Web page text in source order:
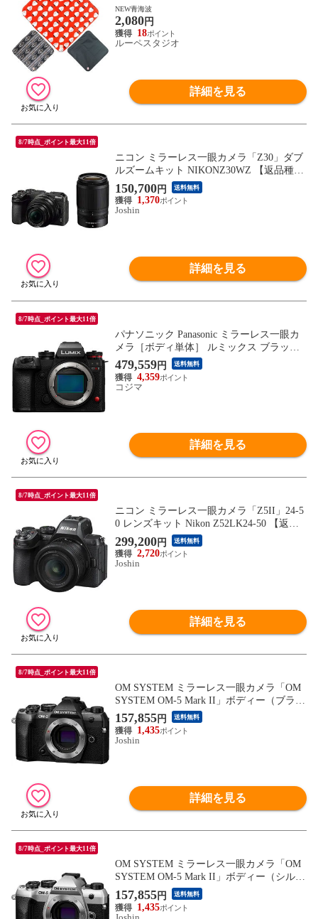
包 ラップクッション いちご Mサイズ
NEW青海波
2,080円
18
ルーペスタジオ
詳細を見る
8/7時点_ポイント最大11倍
ニコン ミラーレス一眼カメラ「Z30」ダブ
ルズームキット NIKONZ30WZ 【返品種別
A】
150,700円 送料無料
1,370
Joshin
詳細を見る
8/7時点_ポイント最大11倍
パナソニック Panasonic ミラーレス一眼カ
メラ［ボディ単体］ ルミックス ブラック
DC-S1RM2
479,559円 送料無料
4,359
コジマ
詳細を見る
8/7時点_ポイント最大11倍
ニコン ミラーレス一眼カメラ「Z5II」24-5
0 レンズキット Nikon Z52LK24-50 【返品
種別A】
299,200円 送料無料
2,720
Joshin
詳細を見る
8/7時点_ポイント最大11倍
OM SYSTEM ミラーレス一眼カメラ「OM
SYSTEM OM-5 Mark II」ボディー（ブラッ
ク） OM-5MK2_ボデイ-_BLK 【返品種別
A】
157,855円 送料無料
1,435
Joshin
詳細を見る
8/7時点_ポイント最大11倍
OM SYSTEM ミラーレス一眼カメラ「OM
SYSTEM OM-5 Mark II」ボディー（シルバ
ー） OM-5MK2_ボデイ-_SLV 【返品種別
A】
157,855円 送料無料
1,435